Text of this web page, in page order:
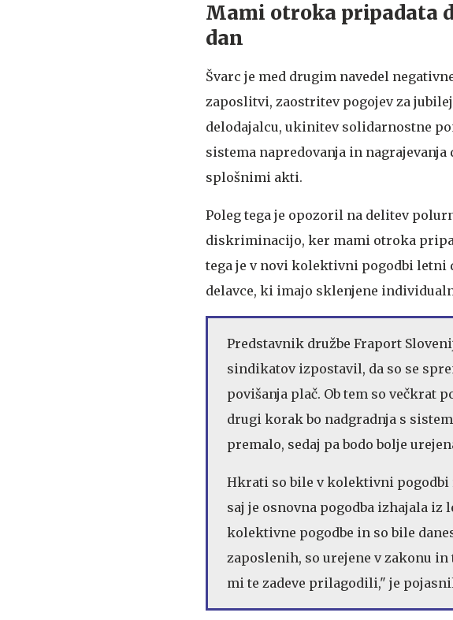
Mami otroka pripadata
dan
Švarc je med drugim navedel
zaposlitvi, zaostritev pogojev za
delodajalcu, ukinitev solidarnostne
sistema napredovanja in
splošnimi akti.
Poleg tega je opozoril na delitev
diskriminacijo, ker mami otroka
tega je v novi kolektivni pogodbi letni
delavce, ki imajo sklenjene
Predstavnik družbe Fraport
sindikatov izpostavil, da so se
povišanja plač. Ob tem so večkrat
drugi korak bo nadgradnja s
premalo, sedaj pa bodo bolje
Hkrati so bile v kolektivni pogodbi
saj je osnovna pogodba izhajala
kolektivne pogodbe in so bile
zaposlenih, so urejene v zakonu
mi te zadeve prilagodili," je